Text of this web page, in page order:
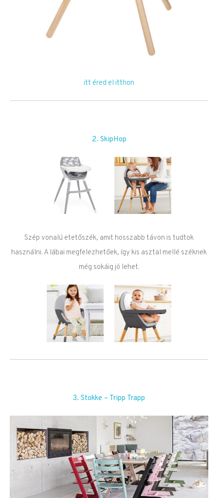
itt éred el itthon
2. SkipHop
Szép vonalú etetőszék, amit hosszabb távon is tudtok
használni. A lábai megfelezhetőek, így kis asztal mellé széknek
még sokáig jó lehet.
3. Stokke – Tripp Trapp